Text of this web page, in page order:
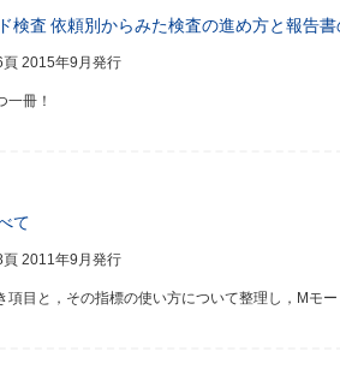
検査 依頼別からみた検査の進め方と報告書
頁 2015年9月発行
冊！
て
頁 2011年9月発行
目と，その指標の使い方について整理し，Mモー